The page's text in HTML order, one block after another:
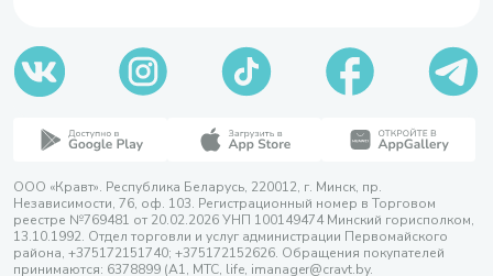
ООО «Кравт». Республика Беларусь, 220012, г. Минск, пр.
Независимости, 76, оф. 103. Регистрационный номер в Торговом
реестре №769481 от 20.02.2026 УНП 100149474 Минский горисполком,
13.10.1992. Отдел торговли и услуг администрации Первомайского
района, +375172151740; +375172152626. Обращения покупателей
принимаются: 6378899 (А1, МТС, life, imanager@cravt.by.